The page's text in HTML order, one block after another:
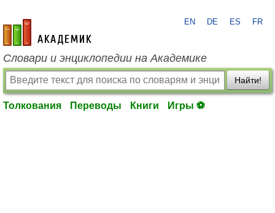
academic.ru
EN DE ES FR
Словари и энциклопедии на Академике
Найти!
Толкования Переводы Книги Игры ⚽